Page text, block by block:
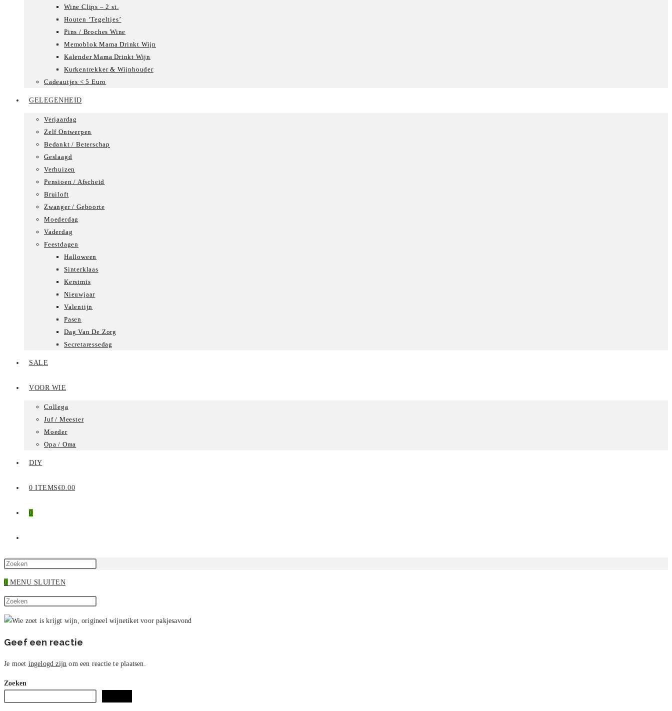
Wine Clips – 2 st.
Houten ‘Tegeltjes’
Pins / Broches Wine
Memoblok Mama Drinkt Wijn
Kalender Mama Drinkt Wijn
Kurkentrekker & Wijnhouder
Cadeautjes < 5 Euro
GELEGENHEID
Verjaardag
Zelf Ontwerpen
Bedankt / Beterschap
Geslaagd
Verhuizen
Pensioen / Afscheid
Bruiloft
Zwanger / Geboorte
Moederdag
Vaderdag
Feestdagen
Halloween
Sinterklaas
Kerstmis
Nieuwjaar
Valentijn
Pasen
Dag Van De Zorg
Secretaressedag
SALE
VOOR WIE
Collega
Juf / Meester
Moeder
Opa / Oma
DIY
0 ITEMS€0.00
0
ZOEKEN
zoekpaneel
0 MENU SLUITEN
Zoek
op
site
Escape
zoekpaneel
sluiten.
Geef een reactie
Je moet ingelogd zijn om een reactie te plaatsen.
Zoeken